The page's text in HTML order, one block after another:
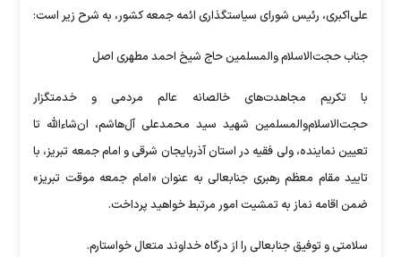
علی‌اکبری، رئیس شورای سیاستگذاری ائمه جمعه کشور، به شرح زیر است:
جناب حجت‌الاسلام والمسلمین حاج شیخ احمد مطهری اصل
با تکریم مجاهدت‌های خالصانه عالم مردمی و خدمتگزار
حجت‌الاسلام‌والمسلمین شهید سید محمدعلی آل‌هاشم، ان‌شاءالله تا
تعیین نماینده، ولی فقیه در استان آذربایجان شرقی و امام جمعه تبریز، با
تایید مقام معظم رهبری جنابعالی به عنوان «امام جمعه موقت تبریز»
ضمن اقامه نماز به تمشیت امور مرتبط خواهید پرداخت.
سلامتی و توفیق جنابعالی را از درگاه خداوند متعال خواستارم.